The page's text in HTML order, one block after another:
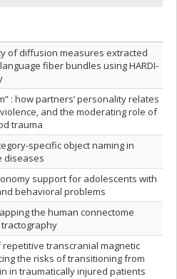
croissant
of diffusion measures extracted
fiber bundles using HARDI-
: how partners’ personality relates
and the moderating role of
trauma
specific object naming in
diseases
support for adolescents with
behavioral problems
the human connectome
repetitive transcranial magnetic
the risks of transitioning from
in traumatically injured patients